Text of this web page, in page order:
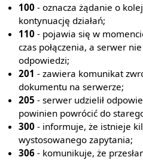
100 - oznacza żądanie o
kontynuację działań;
110 - pojawia się w
czas połączenia, a serwer
odpowiedzi;
201 - zawiera komunikat
dokumentu na serwerze;
205 - serwer udzielił
powinien powrócić do
300 - informuje, że istnieje
wystosowanego zapytania;
306 - komunikuje, że